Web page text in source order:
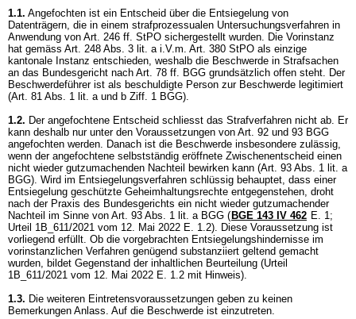
1.1. Angefochten ist ein Entscheid über die Entsiegelung von
Datenträgern, die in einem strafprozessualen Untersuchungsverfahren in
Anwendung von Art. 246 ff. StPO sichergestellt wurden. Die Vorinstanz
hat gemäss Art. 248 Abs. 3 lit. a i.V.m. Art. 380 StPO als einzige
kantonale Instanz entschieden, weshalb die Beschwerde in Strafsachen
an das Bundesgericht nach Art. 78 ff. BGG grundsätzlich offen steht. Der
Beschwerdeführer ist als beschuldigte Person zur Beschwerde legitimiert
(Art. 81 Abs. 1 lit. a und b Ziff. 1 BGG).
1.2. Der angefochtene Entscheid schliesst das Strafverfahren nicht ab. Er
kann deshalb nur unter den Voraussetzungen von Art. 92 und 93 BGG
angefochten werden. Danach ist die Beschwerde insbesondere zulässig,
wenn der angefochtene selbstständig eröffnete Zwischenentscheid einen
nicht wieder gutzumachenden Nachteil bewirken kann (Art. 93 Abs. 1 lit. a
BGG). Wird im Entsiegelungsverfahren schlüssig behauptet, dass einer
Entsiegelung geschützte Geheimhaltungsrechte entgegenstehen, droht
nach der Praxis des Bundesgerichts ein nicht wieder gutzumachender
Nachteil im Sinne von Art. 93 Abs. 1 lit. a BGG ( BGE 143 IV 462 E. 1;
Urteil 1B_611/2021 vom 12. Mai 2022 E. 1.2). Diese Voraussetzung ist
vorliegend erfüllt. Ob die vorgebrachten Entsiegelungshindernisse im
vorinstanzlichen Verfahren genügend substanziiert geltend gemacht
wurden, bildet Gegenstand der inhaltlichen Beurteilung (Urteil
1B_611/2021 vom 12. Mai 2022 E. 1.2 mit Hinweis).
1.3. Die weiteren Eintretensvoraussetzungen geben zu keinen
Bemerkungen Anlass. Auf die Beschwerde ist einzutreten.